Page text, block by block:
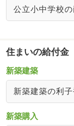
公立小中学校
住まいの給付金
新築建築
新築建築の利
新築購入